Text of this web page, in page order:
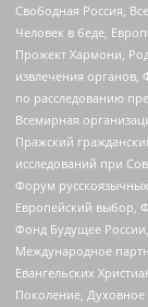
Свободная Россия,
Человек в беде,
Прожект Хармони,
извлечения
по расследованию
Всемирная
Пражский
исследований при
Форум
Европейский выбор,
Фонд Будущее
Международное
Евангельских
Поколение,